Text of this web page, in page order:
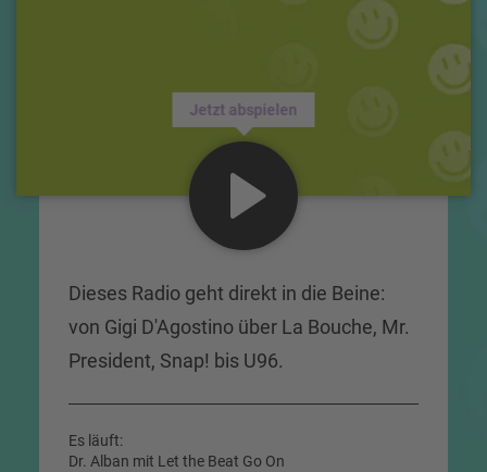
Jetzt abspielen
Dieses Radio geht direkt in die Beine:
von Gigi D'Agostino über La Bouche, Mr.
President, Snap! bis U96.
Es läuft:
Dr. Alban mit Let the Beat Go On